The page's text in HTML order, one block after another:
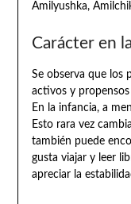
Amilyushka,
Carácter en
Se observa que los
activos y
En la infancia, a
Esto rara vez
también puede
gusta viajar y leer
apreciar la